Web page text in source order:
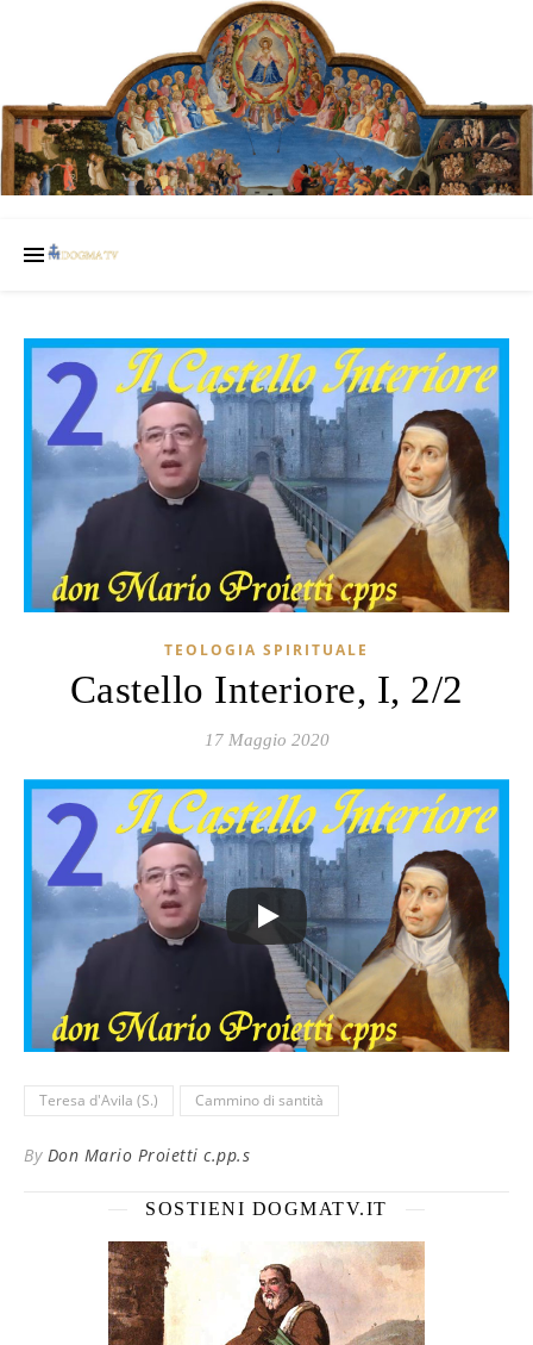
TEOLOGIA SPIRITUALE
Castello Interiore, I, 2/2
17 Maggio 2020
Teresa d'Avila (S.) Cammino di santità
By Don Mario Proietti c.pp.s
SOSTIENI DOGMATV.IT